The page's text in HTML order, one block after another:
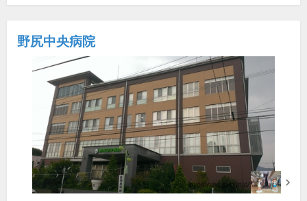
野尻中央病院